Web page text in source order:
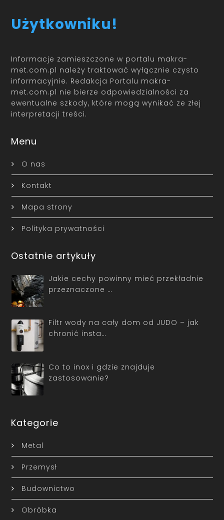
Użytkowniku!
Informacje zamieszczone w portalu makra-
met.com.pl należy traktować wyłącznie czysto
informacyjnie. Redakcja Portalu makra-
met.com.pl nie bierze odpowiedzialności za
ewentualne szkody, które mogą wynikać ze złej
interpretacji treści.
Menu
O nas
Kontakt
Mapa strony
Polityka prywatności
Ostatnie artykuły
Jakie cechy powinny mieć przekładnie
przeznaczone …
Filtr wody na cały dom od JUDO – jak
chronić insta…
Co to inox i gdzie znajduje
zastosowanie?
Kategorie
Metal
Przemysł
Budownictwo
Obróbka